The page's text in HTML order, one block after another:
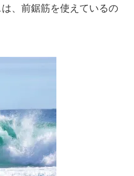
、前鋸筋を使えているの